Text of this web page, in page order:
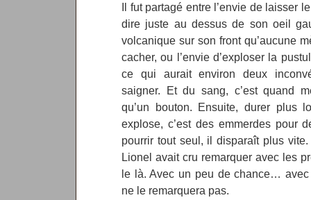
Il fut partagé entre l’envie de laisser
dire juste au dessus de son oeil
volcanique sur son front qu’aucune
cacher, ou l’envie d’exploser la
ce qui aurait environ deux
saigner. Et du sang, c’est quand
qu’un bouton. Ensuite, durer plus
explose, c’est des emmerdes pour
pourrir tout seul, il disparaît plus
Lionel avait cru remarquer avec les
le là. Avec un peu de chance…
ne le remarquera pas.